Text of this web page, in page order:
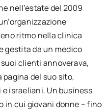
nell’estate del 2009
ritmo nella clinica
gestita da un medico
clienti annoverava,
del suo sito,
israeliani. Un business
in cui giovani donne – fino